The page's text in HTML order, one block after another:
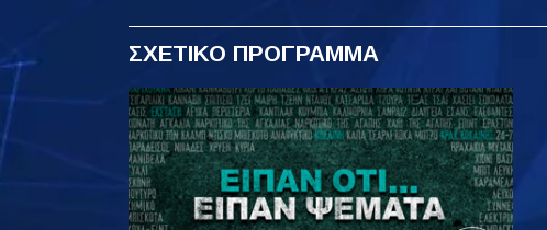
ΣΧΕΤΙΚΟ ΠΡΟΓΡΑΜΜΑ